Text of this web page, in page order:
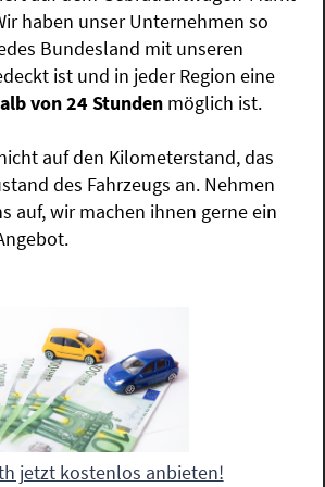
haben unser Unternehmen so
Bundesland mit unseren
ist und in jeder Region eine
von 24 Stunden möglich ist.
auf den Kilometerstand, das
des Fahrzeugs an. Nehmen
auf, wir machen ihnen gerne ein
jetzt kostenlos anbieten!